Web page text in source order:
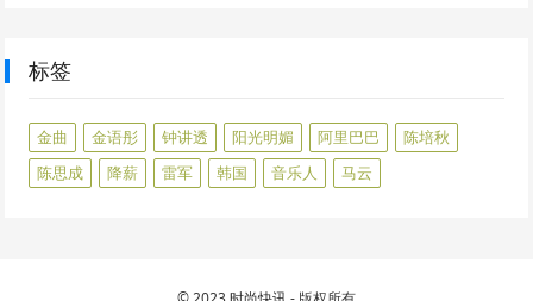
标签
金曲 金语彤 钟讲透 阳光明媚 阿里巴巴
陈培秋
陈思成
降薪 雷军 韩国 音乐人 马云